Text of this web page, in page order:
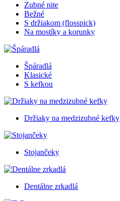
Zubné nite
Bežné
S držiakom (flosspick)
Na mostíky a korunky
Špáradlá
Klasické
S kefkou
Držiaky na medzizubné kefky
Stojančeky
Dentálne zrkadlá